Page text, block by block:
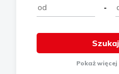
-
Pokaż więcej